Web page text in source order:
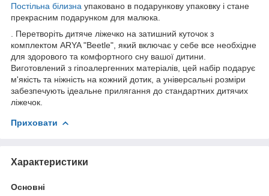
Постільна білизна упаковано в подарункову упаковку і стане
прекрасним подарунком для малюка.
. Перетворіть дитяче ліжечко на затишний куточок з
комплектом ARYA "Beetle", який включає у себе все необхідне
для здорового та комфортного сну вашої дитини.
Виготовлений з гіпоалергенних матеріалів, цей набір подарує
м'якість та ніжність на кожний дотик, а універсальні розміри
забезпечують ідеальне прилягання до стандартних дитячих
ліжечок.
Приховати
Характеристики
Основні